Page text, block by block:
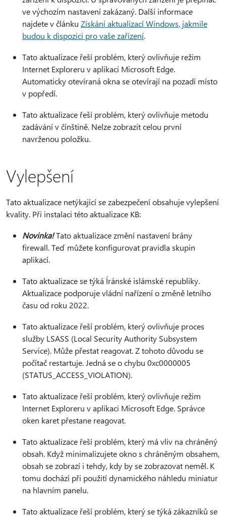
ve výchozím nastavení zakázaný. Další informace
najdete v článku Získání aktualizací Windows, jakmile
budou k dispozici pro vaše zařízení.
Tato aktualizace řeší problém, který ovlivňuje režim
Internet Exploreru v aplikaci Microsoft Edge.
Automaticky otevíraná okna se otevírají na pozadí místo
v popředí.
Tato aktualizace řeší problém, který ovlivňuje metodu
zadávání v čínštině. Nelze zobrazit celou první
navrženou položku.
Vylepšení
Tato aktualizace netýkající se zabezpečení obsahuje vylepšení
kvality. Při instalaci této aktualizace KB:
Novinka!Tato aktualizace změní nastavení brány
firewall. Teď můžete konfigurovat pravidla skupin
aplikací.
Tato aktualizace se týká Íránské islámské republiky.
Aktualizace podporuje vládní nařízení o změně letního
času od roku 2022.
Tato aktualizace řeší problém, který ovlivňuje proces
služby LSASS (Local Security Authority Subsystem
Service). Může přestat reagovat. Z tohoto důvodu se
počítač restartuje. Jedná se o chybu 0xc0000005
(STATUS_ACCESS_VIOLATION).
Tato aktualizace řeší problém, který ovlivňuje režim
Internet Exploreru v aplikaci Microsoft Edge. Správce
oken karet přestane reagovat.
Tato aktualizace řeší problém, který má vliv na chráněný
obsah. Když minimalizujete okno s chráněným obsahem,
obsah se zobrazí i tehdy, kdy by se zobrazovat neměl. K
tomu dochází při použití dynamického náhledu miniatur
na hlavním panelu.
Tato aktualizace řeší problém, který se týká zákazníků se